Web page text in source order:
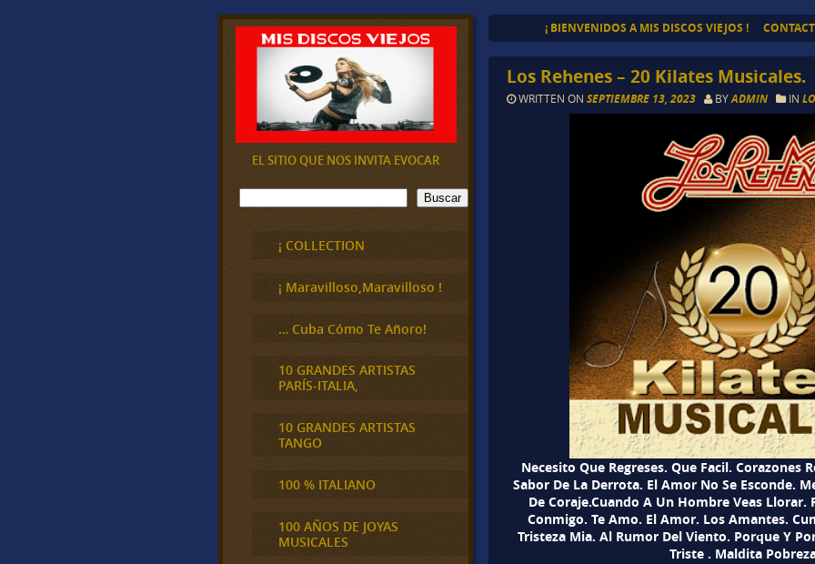
¡ BIENVENIDOS A MIS DISCOS VIEJOS !
Los Rehenes – 20 Kilates Musicales.
WRITTEN ONSEPTIEMBRE 13, 2023 BYADMIN IN
Necesito Que Regreses. Que Facil. Corazones
Sabor De La Derrota. El Amor No Se Esconde.
De Coraje.Cuando A Un Hombre Veas Llorar.
Conmigo. Te Amo. El Amor. Los Amantes.
Tristeza Mia. Al Rumor Del Viento. Porque Y
Triste . Maldita
EL SITIO QUE NOS INVITA EVOCAR
B
u
Buscar
¡ COLLECTION
¡ Maravilloso,Maravilloso !
… Cuba Cómo Te Añoro!
10 GRANDES ARTISTAS
PARÍS-ITALIA,
10 GRANDES ARTISTAS
TANGO
100 % ITALIANO
100 AÑOS DE JOYAS
MUSICALES